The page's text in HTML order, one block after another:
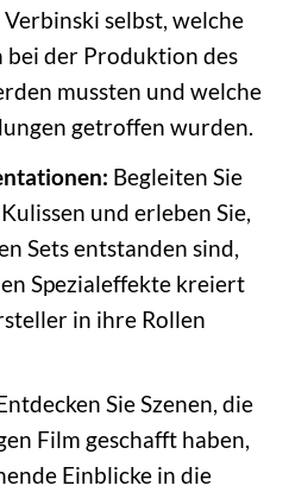
selbst, welche
der Produktion des
mussten und welche
getroffen wurden.
Begleiten Sie
und erleben Sie,
Sets entstanden sind,
Spezialeffekte kreiert
in ihre Rollen
Sie Szenen, die
Film geschafft haben,
Einblicke in die